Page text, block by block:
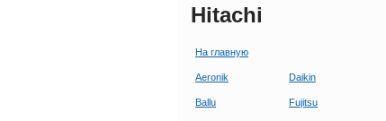
Hitachi
На главную
Aeronik Daikin
Ballu Fujitsu